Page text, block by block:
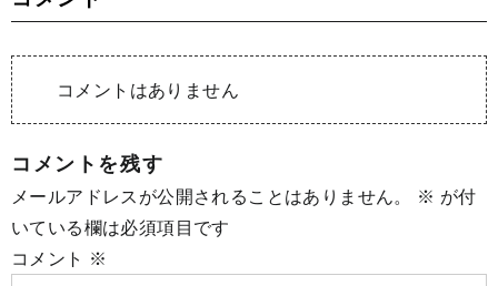
コメントはありません
コメントを残す
メールアドレスが公開されることはありません。 ※ が付
いている欄は必須項目です
コメント ※